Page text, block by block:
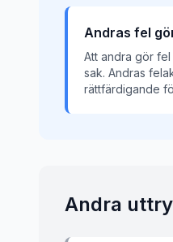
Andras fel
Att andra gör
sak. Andras
rättfärdigande
Andra